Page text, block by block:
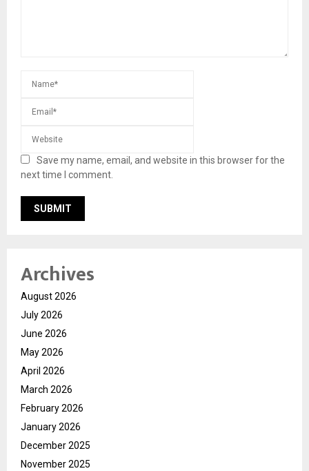
Save my name, email, and website in this browser for the
next time I comment.
Archives
August 2026
July 2026
June 2026
May 2026
April 2026
March 2026
February 2026
January 2026
December 2025
November 2025